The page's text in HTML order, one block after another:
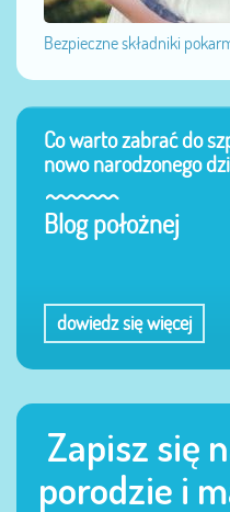
Bezpieczne składniki
Co warto zabrać do
nowo narodzonego
Blog położnej
dowiedz się więcej
Zapisz się
porodzie i